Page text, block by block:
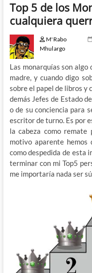
Top 5 de los
cualquiera
M'Rabo
Mhulargo
Las monarquías son
madre, y cuando digo
sobre el papel de libros y
demás Jefes de Estado
o de su conciencia para
escritor de turno. Es por
la cabeza como remate
motivo aparente hemos
como despedida de esta
terminar con mi Top5
me importaría nada ser